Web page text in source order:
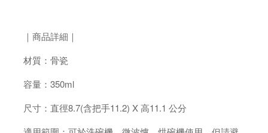
｜商品詳細｜
材質：骨瓷
容量：350ml
尺寸：直徑8.7(含把手11.2) X 高11.1 公分